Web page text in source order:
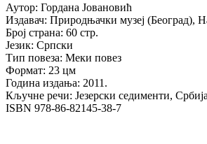
Аутор: Гордана Јовановић
Издавач: Природњачки музеј (Београд),
Број страна: 60 стр.
Језик: Српски
Тип повеза: Меки повез
Формат: 23 цм
Година издања: 2011.
Кључне речи: Језерски седименти,
ISBN 978-86-82145-38-7